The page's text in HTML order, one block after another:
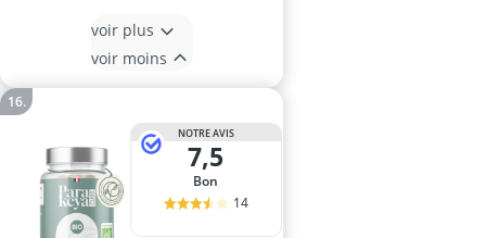
voir plus
voir moins
NOTRE AVIS
7,5
Bon
14